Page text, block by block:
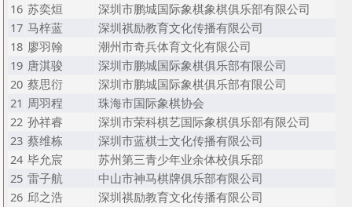
16 苏奕烜
深圳市鹏城国际象棋象棋俱乐部有限公司
17 马梓蓝
深圳祺励教育文化传播有限公司
18 廖羽翰
潮州市奇兵体育文化有限公司
19 唐淇骏
深圳市鹏城国际象棋俱乐部有限公司
20 蔡思衍
深圳市鹏城国际象棋俱乐部有限公司
21 周羽程
珠海市国际象棋协会
22 孙祥睿
深圳市荣科棋艺国际象棋俱乐部有限公司
23 蔡维栋
深圳市蓝棋士文化传播有限公司
24 毕允宸
苏州第三青少年业余体校俱乐部
25 雷子航
中山市神马棋牌俱乐部有限公司
26 邱之浩
深圳祺励教育文化传播有限公司